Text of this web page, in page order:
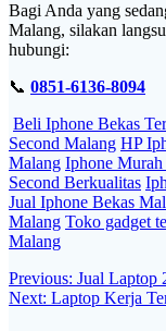
Bagi Anda yang
Malang, silakan
hubungi:
📞 0851-6136-8094
Beli Iphone Bekas
Second Malang HP
Malang Iphone
Second Berkualitas
Jual Iphone Bekas
Malang Toko gadget
Malang
Post
navigation
Previous: Previous
post:
Jual Laptop
Next: Next
Laptop Kerja